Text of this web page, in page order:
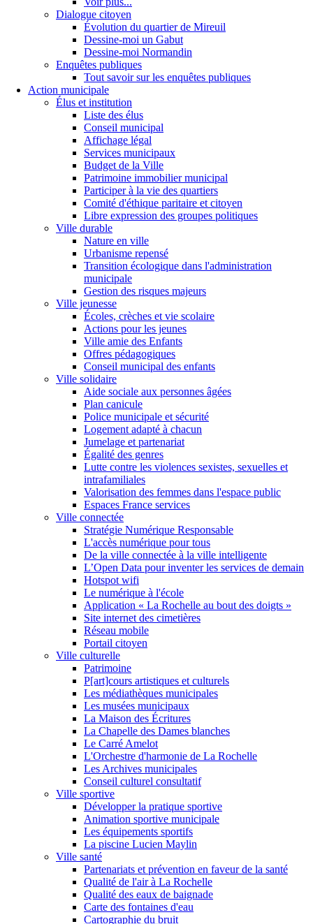
Dialogue citoyen
Évolution du quartier de Mireuil
Dessine-moi un Gabut
Dessine-moi Normandin
Enquêtes publiques
Tout savoir sur les enquêtes publiques
Action municipale
Élus et institution
Liste des élus
Conseil municipal
Affichage légal
Services municipaux
Budget de la Ville
Patrimoine immobilier municipal
Participer à la vie des quartiers
Comité d'éthique paritaire et citoyen
Libre expression des groupes politiques
Ville durable
Nature en ville
Urbanisme repensé
Transition écologique dans l'administration
municipale
Gestion des risques majeurs
Ville jeunesse
Écoles, crèches et vie scolaire
Actions pour les jeunes
Ville amie des Enfants
Offres pédagogiques
Conseil municipal des enfants
Ville solidaire
Aide sociale aux personnes âgées
Plan canicule
Police municipale et sécurité
Logement adapté à chacun
Jumelage et partenariat
Égalité des genres
Lutte contre les violences sexistes, sexuelles et
intrafamiliales
Valorisation des femmes dans l'espace public
Espaces France services
Ville connectée
Stratégie Numérique Responsable
L'accès numérique pour tous
De la ville connectée à la ville intelligente
L’Open Data pour inventer les services de demain
Hotspot wifi
Le numérique à l'école
Application « La Rochelle au bout des doigts »
Site internet des cimetières
Réseau mobile
Portail citoyen
Ville culturelle
Patrimoine
P[art]cours artistiques et culturels
Les médiathèques municipales
Les musées municipaux
La Maison des Écritures
La Chapelle des Dames blanches
Le Carré Amelot
L'Orchestre d'harmonie de La Rochelle
Les Archives municipales
Conseil culturel consultatif
Ville sportive
Développer la pratique sportive
Animation sportive municipale
Les équipements sportifs
La piscine Lucien Maylin
Ville santé
Partenariats et prévention en faveur de la santé
Qualité de l'air à La Rochelle
Qualité des eaux de baignade
Carte des fontaines d'eau
Cartographie du bruit